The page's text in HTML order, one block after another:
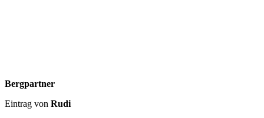
Bergpartner
Eintrag von Rudi